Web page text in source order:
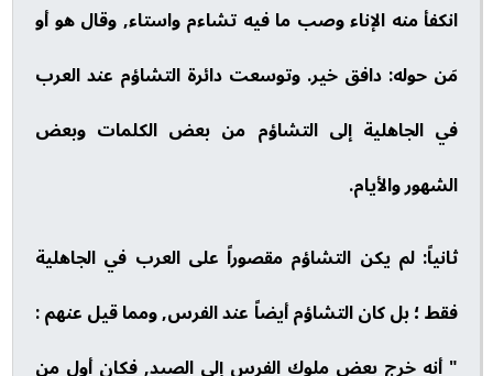
انكفأ منه الإناء وصب ما فيه تشاءم واستاء, وقال هو أو
مَن حوله: دافق خير. وتوسعت دائرة التشاؤم عند العرب
في الجاهلية إلى التشاؤم من بعض الكلمات وبعض
الشهور والأيام.
ثانياً: لم يكن التشاؤم مقصوراً على العرب في الجاهلية
فقط ؛ بل كان التشاؤم أيضاً عند الفرس, ومما قيل عنهم :
" أنه خرج بعض ملوك الفرس إلى الصيد, فكان أول من